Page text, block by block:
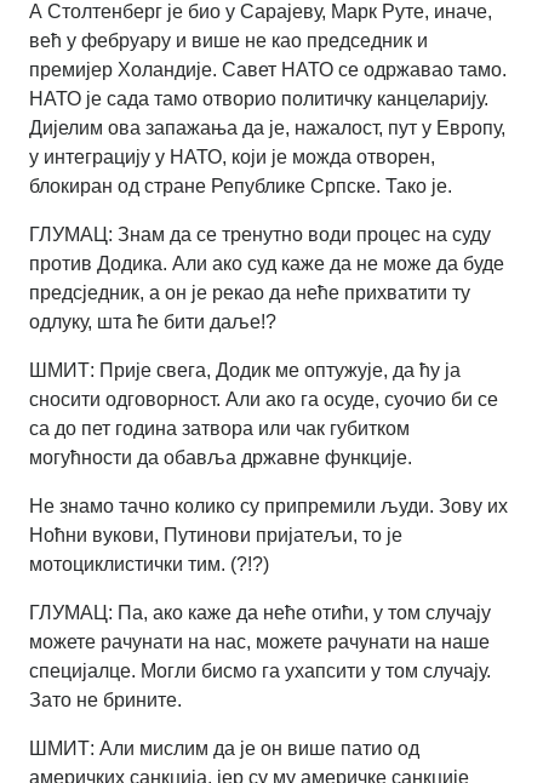
А Столтенберг је био у Сарајеву, Марк Руте, иначе,
већ у фебруару и више не као председник и
премијер Холандије. Савет НАТО се одржавао тамо.
НАТО је сада тамо отворио политичку канцеларију.
Дијелим ова запажања да је, нажалост, пут у Европу,
у интеграцију у НАТО, који је можда отворен,
блокиран од стране Републике Српске. Тако је.
ГЛУМАЦ: Знам да се тренутно води процес на суду
против Додика. Али ако суд каже да не може да буде
предсједник, а он је рекао да неће прихватити ту
одлуку, шта ће бити даље!?
ШМИТ: Прије свега, Додик ме оптужује, да ћу ја
сносити одговорност. Али ако га осуде, суочио би се
са до пет година затвора или чак губитком
могућности да обавља државне функције.
Не знамо тачно колико су припремили људи. Зову их
Ноћни вукови, Путинови пријатељи, то је
мотоциклистички тим. (?!?)
ГЛУМАЦ: Па, ако каже да неће отићи, у том случају
можете рачунати на нас, можете рачунати на наше
специјалце. Могли бисмо га ухапсити у том случају.
Зато не брините.
ШМИТ: Али мислим да је он више патио од
америчких санкција, јер су му америчке санкције